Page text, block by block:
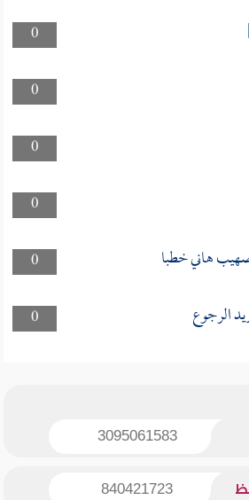
0
0
0
0
0
هاني خطبا
0
الرجوع
3095061583
840421723